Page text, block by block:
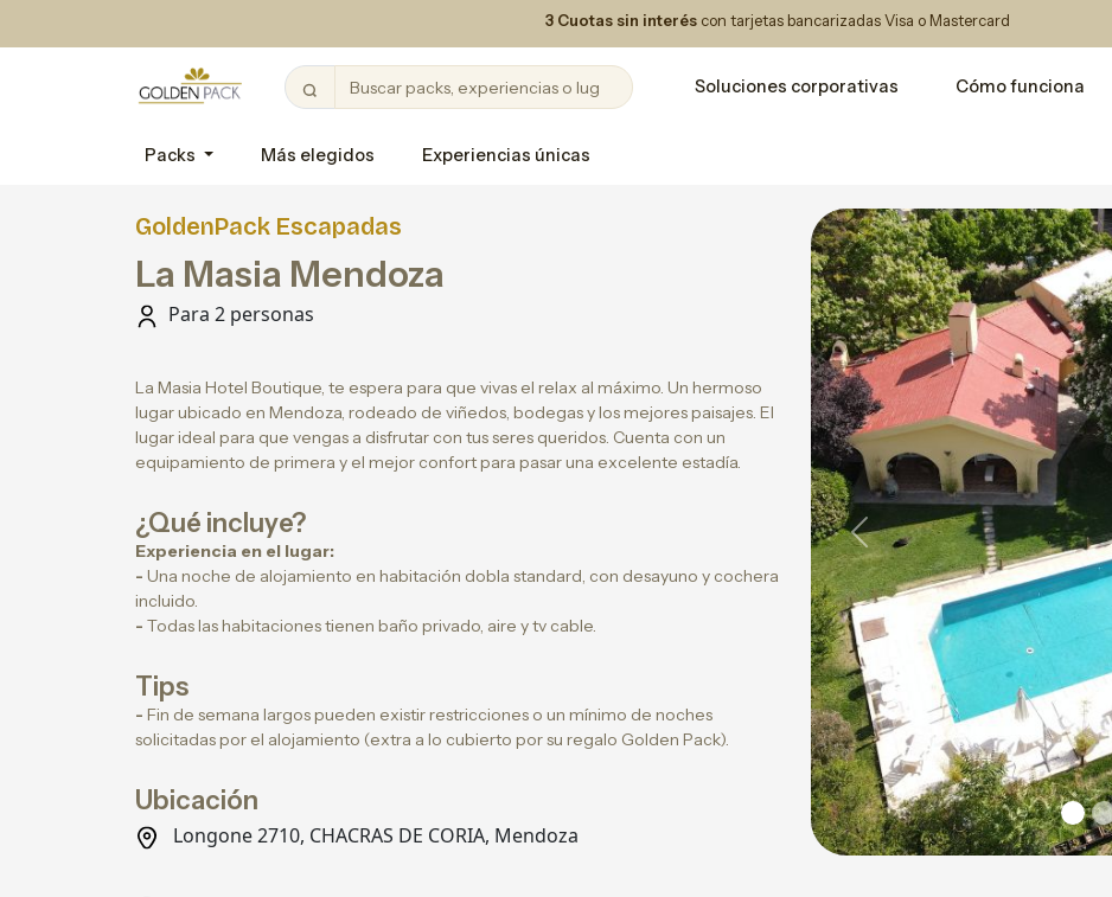
3 Cuotas sin interés con tarjetas bancarizadas Visa o Mastercard
Soluciones corporativas Cómo funciona
Packs Más elegidos Experiencias únicas
GoldenPack Escapadas
La Masia Mendoza
Para 2 personas
La Masia Hotel Boutique, te espera para que vivas el relax al máximo. Un hermoso
lugar ubicado en Mendoza, rodeado de viñedos, bodegas y los mejores paisajes. El
lugar ideal para que vengas a disfrutar con tus seres queridos. Cuenta con un
equipamiento de primera y el mejor confort para pasar una excelente estadía.
¿Qué incluye?
Experiencia en el lugar:
- Una noche de alojamiento en habitación dobla standard, con desayuno y cochera
incluido.
- Todas las habitaciones tienen baño privado, aire y tv cable.
Tips
- Fin de semana largos pueden existir restricciones o un mínimo de noches
solicitadas por el alojamiento (extra a lo cubierto por su regalo Golden Pack).
Ubicación
Longone 2710, CHACRAS DE CORIA, Mendoza
Previous